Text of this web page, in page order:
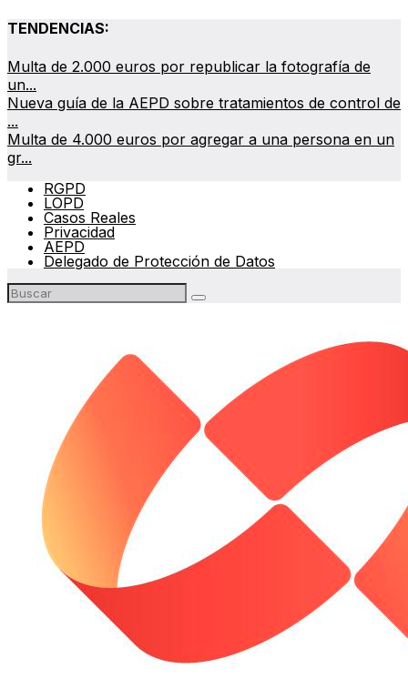
TENDENCIAS:
Multa de 2.000 euros por republicar la fotografía de
un...
Nueva guía de la AEPD sobre tratamientos de control de
...
Multa de 4.000 euros por agregar a una persona en un
gr...
RGPD
LOPD
Casos Reales
Privacidad
AEPD
Delegado de Protección de Datos